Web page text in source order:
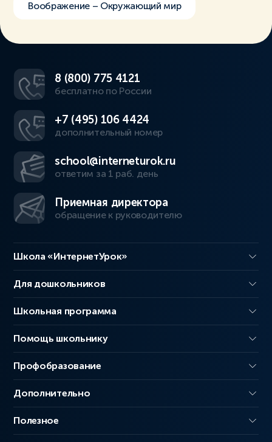
Воображение – Окружающий мир
8 (800) 775 4121
бесплатно по России
+7 (495) 106 4424
дополнительный номер
school@interneturok.ru
ответим за 1 раб. день
Приемная директора
обращение к руководителю
Школа «ИнтернетУрок»
Для дошкольников
Школьная программа
Помощь школьнику
Профобразование
Дополнительно
Полезное